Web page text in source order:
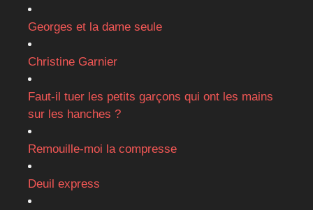
Georges et la dame seule
Christine Garnier
Faut-il tuer les petits garçons qui ont les mains
sur les hanches ?
Remouille-moi la compresse
Deuil express